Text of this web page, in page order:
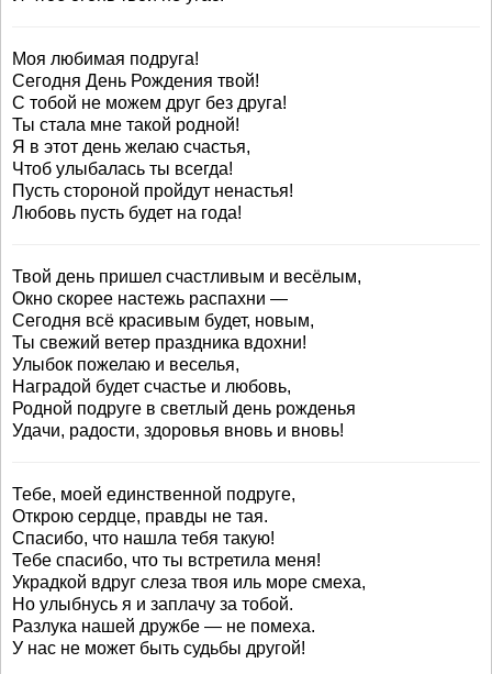
Моя любимая подруга!
Сегодня День Рождения твой!
С тобой не можем друг без друга!
Ты стала мне такой родной!
Я в этот день желаю счастья,
Чтоб улыбалась ты всегда!
Пусть стороной пройдут ненастья!
Любовь пусть будет на года!
Твой день пришел счастливым и весёлым,
Окно скорее настежь распахни —
Сегодня всё красивым будет, новым,
Ты свежий ветер праздника вдохни!
Улыбок пожелаю и веселья,
Наградой будет счастье и любовь,
Родной подруге в светлый день рожденья
Удачи, радости, здоровья вновь и вновь!
Тебе, моей единственной подруге,
Открою сердце, правды не тая.
Спасибо, что нашла тебя такую!
Тебе спасибо, что ты встретила меня!
Украдкой вдруг слеза твоя иль море смеха,
Но улыбнусь я и заплачу за тобой.
Разлука нашей дружбе — не помеха.
У нас не может быть судьбы другой!